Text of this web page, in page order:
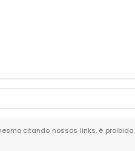
citando nossos links, é